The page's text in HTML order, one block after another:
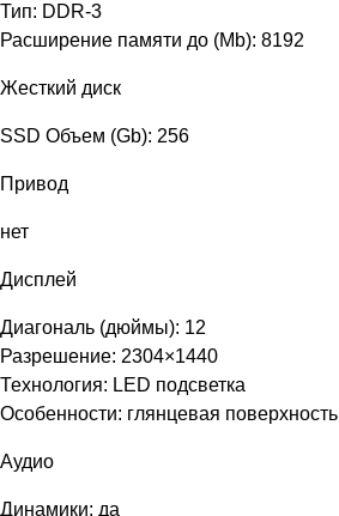
Тип: DDR-3
Расширение памяти до (Mb): 8192
Жесткий диск
SSD Объем (Gb): 256
Привод
нет
Дисплей
Диагональ (дюймы): 12
Разрешение: 2304×1440
Технология: LED подсветка
Особенности: глянцевая поверхность
Аудио
Динамики: да